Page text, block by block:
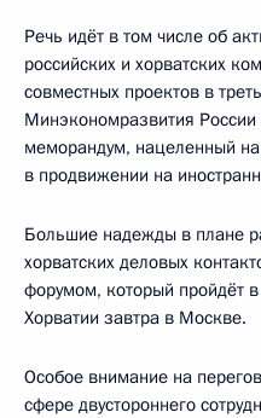
Речь идёт в том числе об
российских и хорватских
совместных проектов в
Минэкономразвития
меморандум, нацеленный
в продвижении на
Большие надежды в плане
хорватских деловых
форумом, который пройдёт
Хорватии завтра в Москве.
Особое внимание на
сфере двустороннего